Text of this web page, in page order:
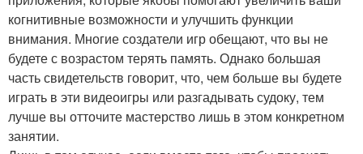
когнитивные возможности и улучшить функции
внимания. Многие создатели игр обещают, что вы не
будете с возрастом терять память. Однако большая
часть свидетельств говорит, что, чем больше вы будете
играть в эти видеоигры или разгадывать судоку, тем
лучше вы отточите мастерство лишь в этом конкретном
занятии.